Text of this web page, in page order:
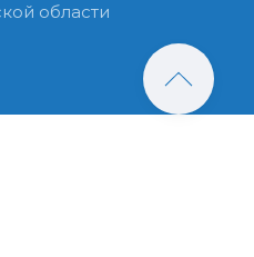
области